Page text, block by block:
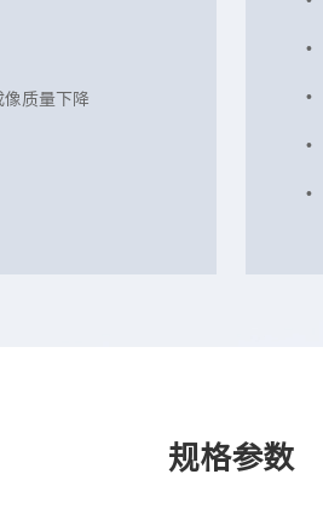
质量下降
规格参数